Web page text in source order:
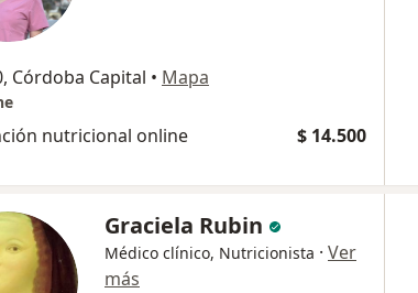
Córdoba Capital • Mapa
nutricional online $ 14.500
Graciela Rubin
Médico clínico, Nutricionista · Ver
más